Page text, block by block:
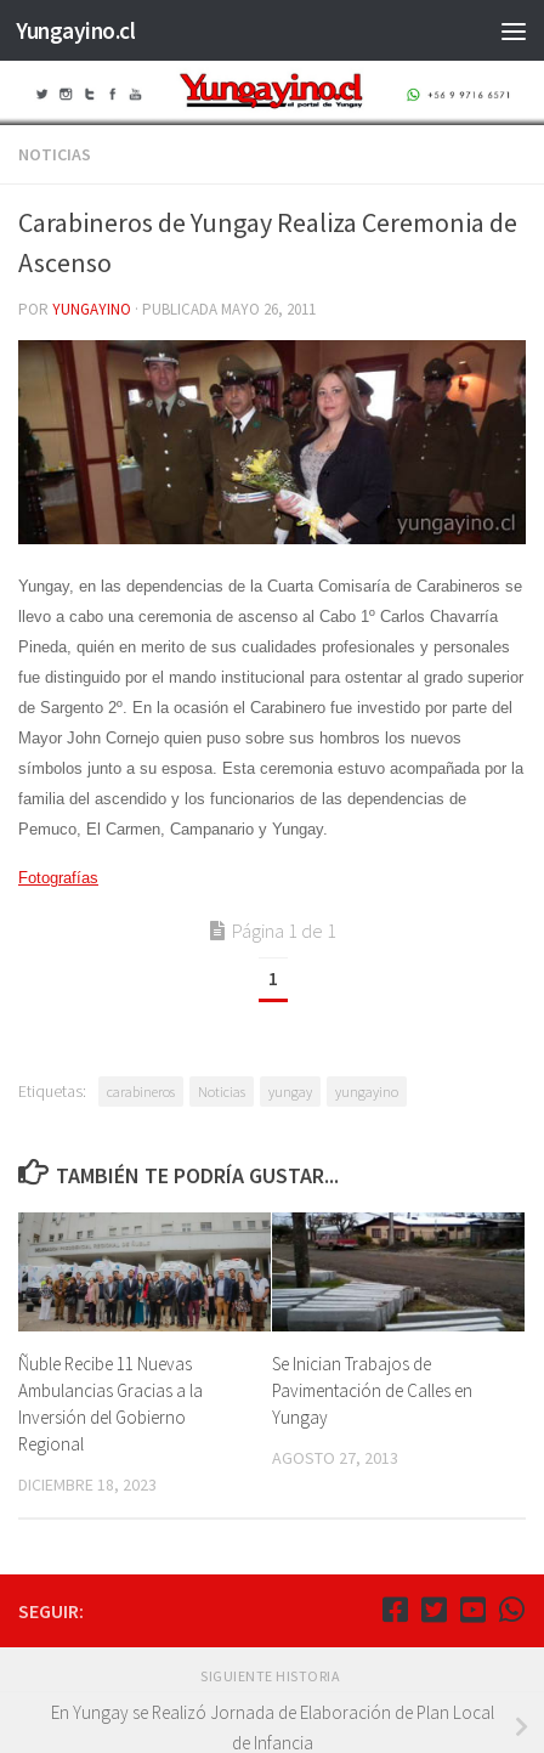
Saltar al contenido
Yungayino.cl
NOTICIAS
Carabineros de Yungay Realiza Ceremonia de
Ascenso
POR YUNGAYINO · PUBLICADA MAYO 26, 2011
Yungay, en las dependencias de la Cuarta Comisaría de Carabineros se
llevo a cabo una ceremonia de ascenso al Cabo 1º Carlos Chavarría
Pineda, quién en merito de sus cualidades profesionales y personales
fue distinguido por el mando institucional para ostentar al grado superior
de Sargento 2º. En la ocasión el Carabinero fue investido por parte del
Mayor John Cornejo quien puso sobre sus hombros los nuevos
símbolos junto a su esposa. Esta ceremonia estuvo acompañada por la
familia del ascendido y los funcionarios de las dependencias de
Pemuco, El Carmen, Campanario y Yungay.
Fotografías
Página 1 de 1
1
Etiquetas: carabineros Noticias yungay yungayino
TAMBIÉN TE PODRÍA GUSTAR...
Ñuble Recibe 11 Nuevas
Ambulancias Gracias a la
Inversión del Gobierno
Regional
DICIEMBRE 18, 2023
Se Inician Trabajos de
Pavimentación de Calles en
Yungay
AGOSTO 27, 2013
SEGUIR:
SIGUIENTE HISTORIA
En Yungay se Realizó Jornada de Elaboración de Plan Local
de Infancia